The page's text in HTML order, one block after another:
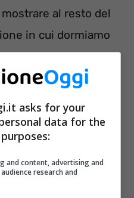
al resto del
in cui dormiamo
qual è il vero
sempre a pancia
asks for your
data for the
and content, advertising and
research and